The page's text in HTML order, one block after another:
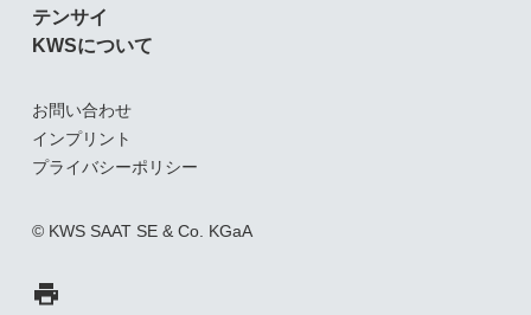
テンサイ
KWSについて
お問い合わせ
インプリント
プライバシーポリシー
ページを印刷する
© KWS SAAT SE & Co. KGaA